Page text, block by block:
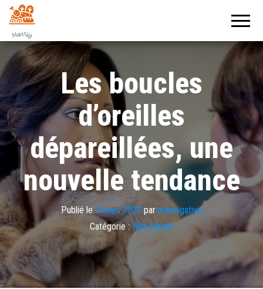
Les boucles
d’oreilles
dépareillées, une
nouvelle tendance
Publié le3 mars 2020 par mainegative
Catégorie : Non classé